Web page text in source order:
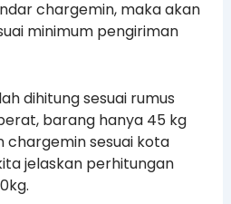
chargemin, maka akan
minimum pengiriman
dihitung sesuai rumus
barang hanya 45 kg
chargemin sesuai kota
jelaskan perhitungan